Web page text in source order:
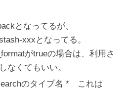
となってるが、
xxxとなってる。
がtrueの場合は、利用さ
なくてもいい。
のタイプ名 * これは